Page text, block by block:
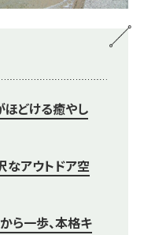
どける癒やし
アウトドア空
ら一歩、本格キ